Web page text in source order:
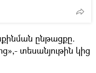
ընթացքը.
տեսանյութին կից